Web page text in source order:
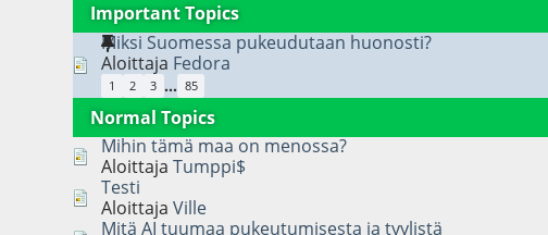
Important Topics
Miksi Suomessa pukeudutaan huonosti?
Aloittaja Fedora
1 2 3 ... 85
Normal Topics
Mihin tämä maa on menossa?
AloittajaTumppi$
Testi
AloittajaVille
Mitä AI tuumaa pukeutumisesta ja tyylistä